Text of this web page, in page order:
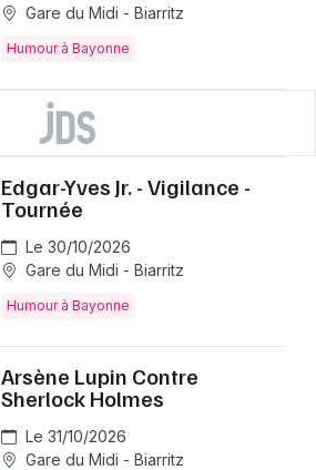
Gare du Midi - Biarritz
Humour à Bayonne
Edgar-Yves Jr. - Vigilance -
Tournée
Le 30/10/2026
Gare du Midi - Biarritz
Humour à Bayonne
Arsène Lupin Contre
Sherlock Holmes
Le 31/10/2026
Gare du Midi - Biarritz